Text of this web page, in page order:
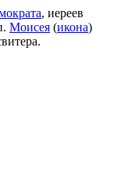
, иереев
Моисея (икона)